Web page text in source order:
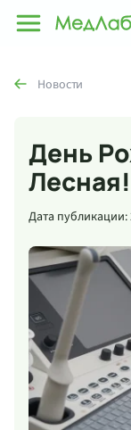
Новости
День
Лесная!
Дата публикации: